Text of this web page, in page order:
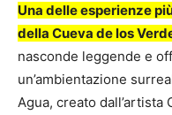
Una delle esperienze
della Cueva de los
nasconde leggende e
un’ambientazione
Agua, creato dall’artista